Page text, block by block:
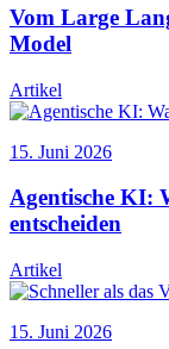
Vom Large
Model
Artikel
15. Juni 2026
Agentische KI:
entscheiden
Artikel
15. Juni 2026